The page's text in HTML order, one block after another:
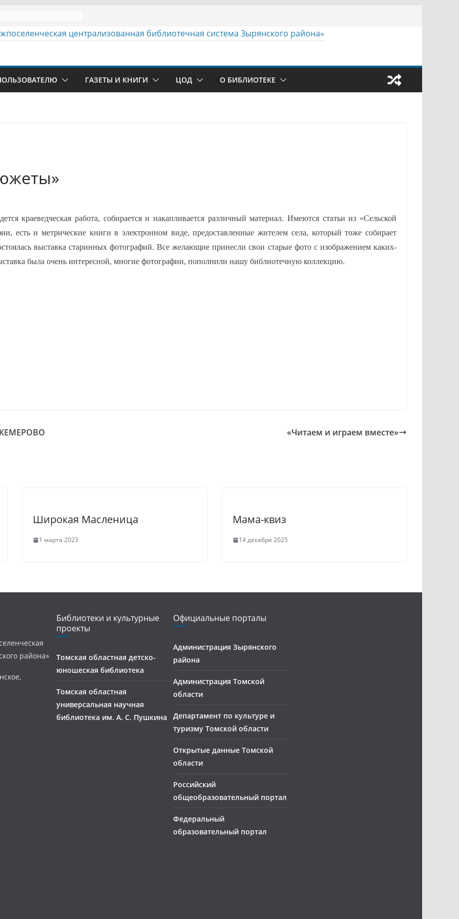
ГАЗЕТЫ И КНИГИ ЦОД О БИБЛИОТЕКЕ
краеведческая работа, собирается и накапливается различный материал. Имеются статьи из «Сельской
есть и метрические книги в электронном виде, предоставленные жителем села, который тоже собирает
выставка старинных фотографий. Все желающие принесли свои старые фото с изображением каких-
была очень интересной, многие фотографии, пополнили нашу библиотечную коллекцию.
КЕМЕРОВО «Читаем и играем вместе»
Широкая Масленица
1 марта 2023
Мама-квиз
14 декабря 2025
района»
Библиотеки и культурные
проекты
Томская областная детско-
юношеская библиотека
Томская областная
универсальная научная
библиотека им. А. С. Пушкина
Официальные порталы
Администрация Зырянского
района
Администрация Томской
области
Департамент по культуре и
туризму Томской области
Открытые данные Томской
области
Российский
общеобразовательный портал
Федеральный
образовательный портал